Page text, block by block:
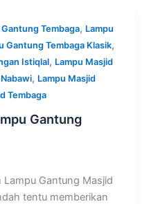
Gantung Tembaga, Lampu
Gantung Tembaga Klasik,
Istiqlal, Lampu Masjid
, Lampu Masjid
Tembaga
Gantung
Lampu Gantung Masjid
tentu memberikan